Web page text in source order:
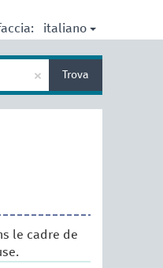
italiano
× Trova
le cadre de